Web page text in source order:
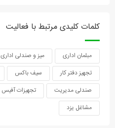
کلمات کلیدی مرتبط با فعالیت
مبلمان اداری میز و صندلی اداری
تجهیز دفتر کار
سیف باکس
صندلی مدیریت
تجهیزات آفیس
مشاغل یزد